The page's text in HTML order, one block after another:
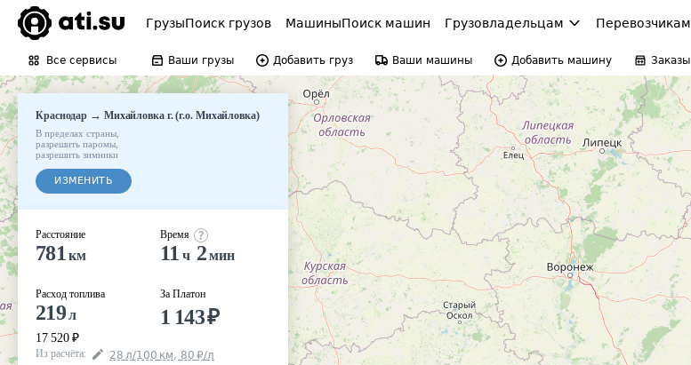
ГрузыПоиск грузов МашиныПоиск машин Грузовладельцам Перевозчикам
Все сервисы Ваши грузы Добавить груз Ваши машины Добавить машину Заказы
Краснодар → Михайловка г. (г.о. Михайловка)
В пределах страны
разрешить паромы
разрешить зимники
ИЗМЕНИТЬ
Расстояние
781 км
Расход топлива
219л
17 520 ₽
Время
11 ч 2мин
За Платон
1 143₽
Из расчёта: 28 л/100 км, 80 ₽/л